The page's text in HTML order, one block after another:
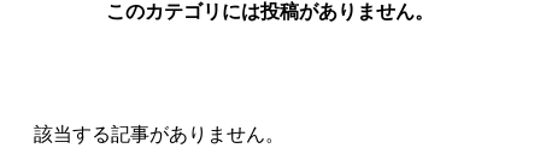
このカテゴリには投稿がありません。
該当する記事がありません。